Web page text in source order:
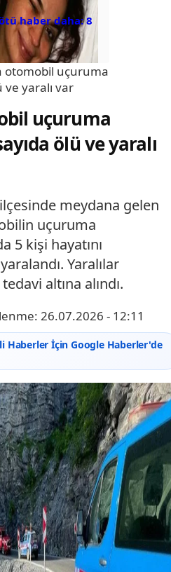
haber daha: 8
otomobil uçuruma
ve yaralı var
uçuruma
ölü ve yaralı
meydana gelen
uçuruma
5 kişi hayatını
Yaralılar
altına alındı.
26.07.2026 - 12:11
Haberler İçin Google Haberler'de